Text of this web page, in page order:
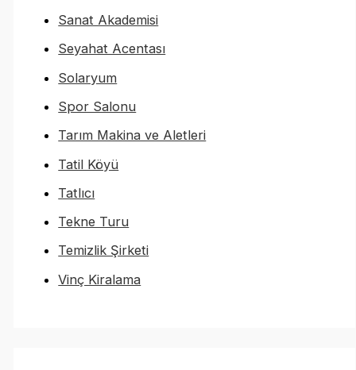
Sanat Akademisi
Seyahat Acentası
Solaryum
Spor Salonu
Tarım Makina ve Aletleri
Tatil Köyü
Tatlıcı
Tekne Turu
Temizlik Şirketi
Vinç Kiralama